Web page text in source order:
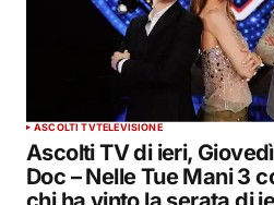
ASCOLTI TVTELEVISIONE
Ascolti TV di ieri,
Doc – Nelle Tue Mani 3